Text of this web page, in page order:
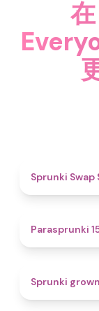
Sprunki Swap
Parasprunki
Sprunki